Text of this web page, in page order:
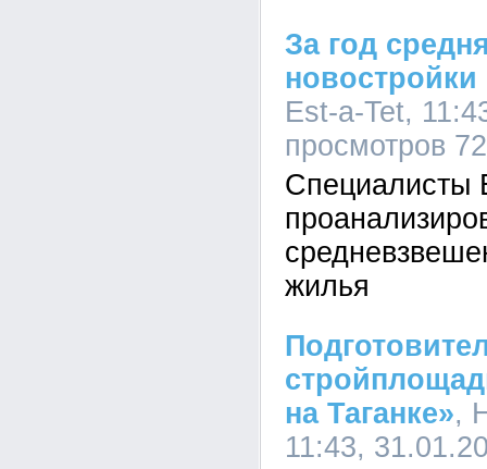
За год
Est-a-Tet,
просмотров
Специалисты
жилья
на Таганке»,
11:43,